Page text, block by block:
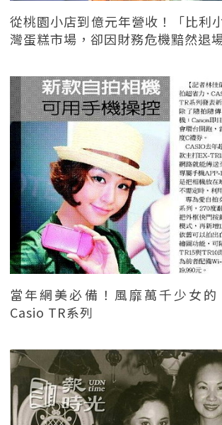
從桃園小店到億元年營收！「比利
灣蛋糕市場，卻因財務危機黯然退
當年網美必備！風靡萬千少女的
Casio TR系列